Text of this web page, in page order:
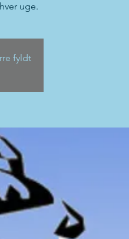
uge.
fyldt